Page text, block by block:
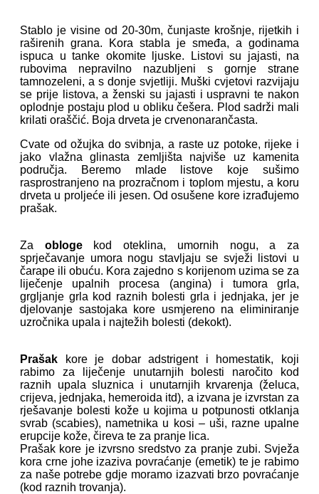
Stablo je visine od 20-30m, čunjaste krošnje, rijetkih i
raširenih grana. Kora stabla je smeđa, a godinama
ispuca u tanke okomite ljuske. Listovi su jajasti, na
rubovima nepravilno nazubljeni s gornje strane
tamnozeleni, a s donje svjetliji. Muški cvjetovi razvijaju
se prije listova, a ženski su jajasti i uspravni te nakon
oplodnje postaju plod u obliku češera. Plod sadrži mali
krilati oraščić. Boja drveta je crvenonarančasta.
Cvate od ožujka do svibnja, a raste uz potoke, rijeke i
jako vlažna glinasta zemljišta najviše uz kamenita
područja. Beremo mlade listove koje sušimo
rasprostranjeno na prozračnom i toplom mjestu, a koru
drveta u proljeće ili jesen. Od osušene kore izrađujemo
prašak.
Za oblogekod oteklina, umornih nogu, a za
sprječavanje umora nogu stavljaju se svježi listovi u
čarape ili obuću. Kora zajedno s korijenom uzima se za
liječenje upalnih procesa (angina) i tumora grla,
grgljanje grla kod raznih bolesti grla i jednjaka, jer je
djelovanje sastojaka kore usmjereno na eliminiranje
uzročnika upala i najtežih bolesti (dekokt).
Prašak kore je dobar adstrigent i homestatik, koji
rabimo za liječenje unutarnjih bolesti naročito kod
raznih upala sluznica i unutarnjih krvarenja (želuca,
crijeva, jednjaka, hemeroida itd), a izvana je izvrstan za
rješavanje bolesti kože u kojima u potpunosti otklanja
svrab (scabies), nametnika u kosi – uši, razne upalne
erupcije kože, čireva te za pranje lica.
Prašak kore je izvrsno sredstvo za pranje zubi. Svježa
kora crne johe izaziva povraćanje (emetik) te je rabimo
za naše potrebe gdje moramo izazvati brzo povraćanje
(kod raznih trovanja).